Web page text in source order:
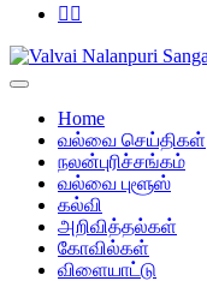
Home
வல்வை செய்திகள்
நலன்புரிச்சங்கம்
வல்வை புளூஸ்
கல்வி
அறிவித்தல்கள்
கோவில்கள்
விளையாட்டு